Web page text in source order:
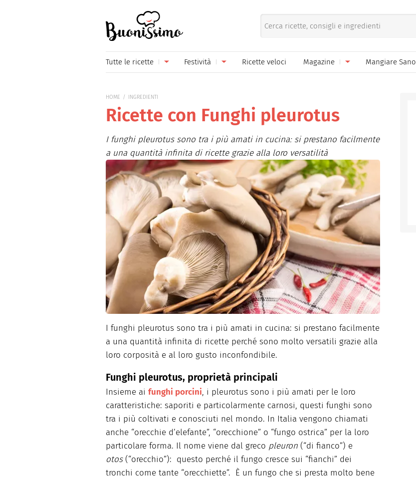
Tutte le ricette
Primi piatti Pane pizza focacce
Salse e sughi
Marmellate e confetture
Contorni Conserve
Formaggi Ricette di base
Frutta Bevande
Dolci
Festività
Carnevale
Festa della Donna
Festa della Mamma
Festa del Papà
Halloween
Natale
Pasqua
San Valentino
Ricette veloci Magazine Mangiare Sano
HOME INGREDIENTI
Ricette con Funghi pleurotus
I funghi pleurotus sono tra i più amati in cucina: si prestano facilmente
a una quantità infinita di ricette grazie alla loro versatilità
I funghi pleurotus sono tra i più amati in cucina: si prestano facilmente
a una quantità infinita di ricette perché sono molto versatili grazie alla
loro corposità e al loro gusto inconfondibile.
Funghi pleurotus, proprietà principali
Insieme ai funghi porcini, i pleurotus sono i più amati per le loro
caratteristiche: saporiti e particolarmente carnosi, questi funghi sono
tra i più coltivati e conosciuti nel mondo. In Italia vengono chiamati
anche “orecchie d’elefante”, “orecchione” o “fungo ostrica” per la loro
particolare forma. Il nome viene dal greco pleuron (“di fianco”) e
otos(“orecchio”): questo perché il fungo cresce sui “fianchi” dei
tronchi come tante “orecchiette”. È un fungo che si presta molto bene